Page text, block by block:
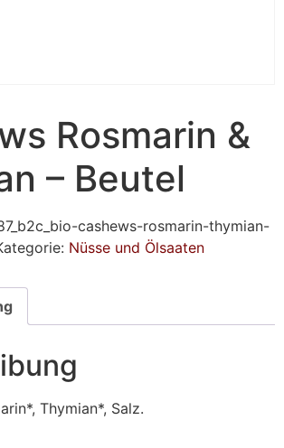
Rosmarin &
– Beutel
cashews-rosmarin-thymian-
Nüsse und Ölsaaten
Thymian*, Salz.